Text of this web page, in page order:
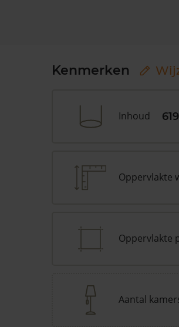
Kenmerken
Inhoud
Oppervlakte
Oppervlakte
Aantal